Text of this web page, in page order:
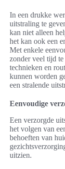
In een drukke
uitstraling te
kan niet alleen
het kan ook een
Met enkele
zonder veel tijd
technieken en
kunnen worden
een stralende
Eenvoudige
Een verzorgde
het volgen van
behoeften van
uitzien.